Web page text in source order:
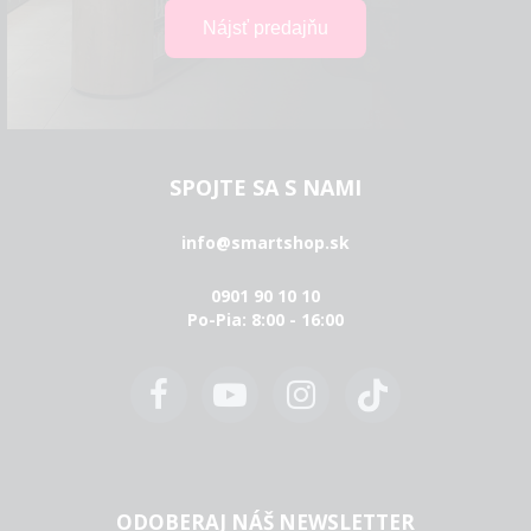
SPOJTE SA S NAMI
info@smartshop.sk
0901 90 10 10
Po-Pia: 8:00 - 16:00
ODOBERAJ NÁŠ NEWSLETTER